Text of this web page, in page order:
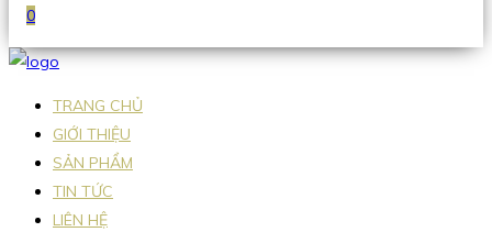
0
TRANG CHỦ
GIỚI THIỆU
SẢN PHẨM
TIN TỨC
LIÊN HỆ